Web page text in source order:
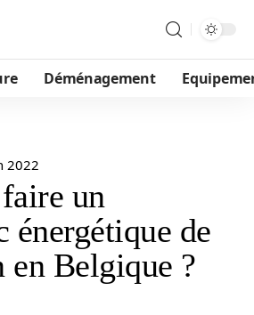
Déménagement
2022
un
énergétique de
en Belgique ?